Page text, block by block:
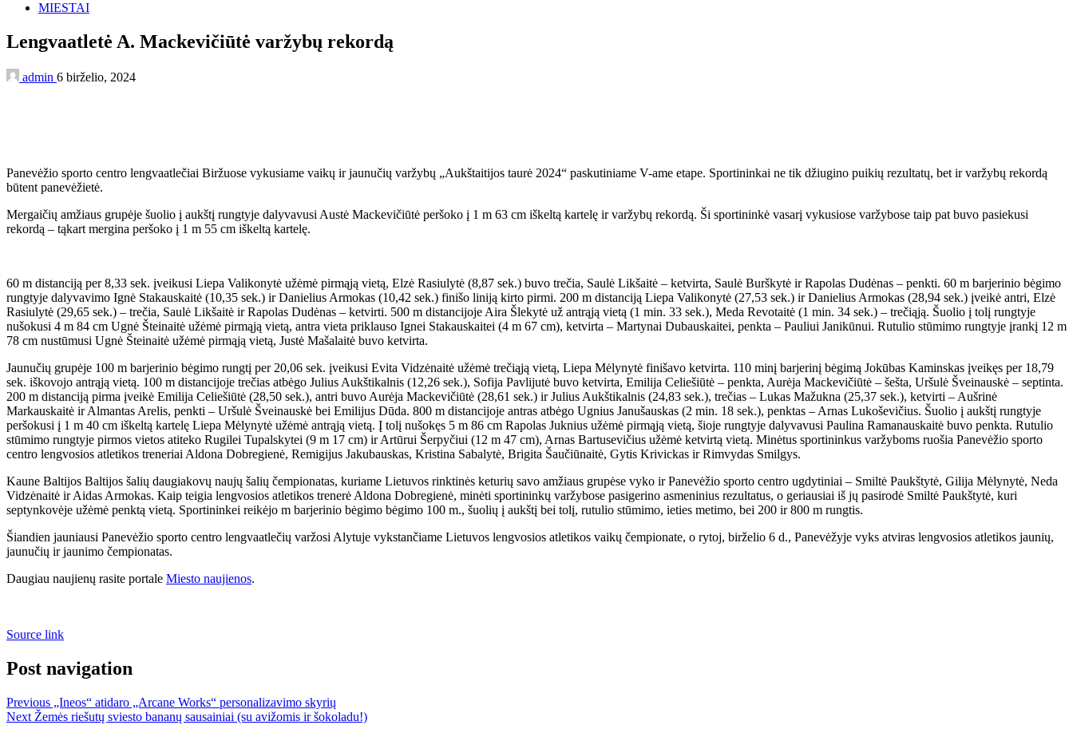
MIESTAI
Lengvaatletė A. Mackevičiūtė varžybų rekordą
admin 6 birželio, 2024
Panevėžio sporto centro lengvaatlečiai Biržuose vykusiame vaikų ir jaunučių varžybų „Aukštaitijos taurė 2024“ paskutiniame V-ame etape. Sportininkai ne tik džiugino puikių rezultatų, bet ir varžybų rekordą
būtent panevėžietė.
Mergaičių amžiaus grupėje šuolio į aukštį rungtyje dalyvavusi Austė Mackevičiūtė peršoko į 1 m 63 cm iškeltą kartelę ir varžybų rekordą. Ši sportininkė vasarį vykusiose varžybose taip pat buvo pasiekusi
rekordą – tąkart mergina peršoko į 1 m 55 cm iškeltą kartelę.
60 m distanciją per 8,33 sek. įveikusi Liepa Valikonytė užėmė pirmąją vietą, Elzė Rasiulytė (8,87 sek.) buvo trečia, Saulė Likšaitė – ketvirta, Saulė Burškytė ir Rapolas Dudėnas – penkti. 60 m barjerinio bėgimo
rungtyje dalyvavimo Ignė Stakauskaitė (10,35 sek.) ir Danielius Armokas (10,42 sek.) finišo liniją kirto pirmi. 200 m distanciją Liepa Valikonytė (27,53 sek.) ir Danielius Armokas (28,94 sek.) įveikė antri, Elzė
Rasiulytė (29,65 sek.) – trečia, Saulė Likšaitė ir Rapolas Dudėnas – ketvirti. 500 m distancijoje Aira Šlekytė už antrąją vietą (1 min. 33 sek.), Meda Revotaitė (1 min. 34 sek.) – trečiąją. Šuolio į tolį rungtyje
nušokusi 4 m 84 cm Ugnė Šteinaitė užėmė pirmąją vietą, antra vieta priklauso Ignei Stakauskaitei (4 m 67 cm), ketvirta – Martynai Dubauskaitei, penkta – Pauliui Janikūnui. Rutulio stūmimo rungtyje įrankį 12 m
78 cm nustūmusi Ugnė Šteinaitė užėmė pirmąją vietą, Justė Mašalaitė buvo ketvirta.
Jaunučių grupėje 100 m barjerinio bėgimo rungtį per 20,06 sek. įveikusi Evita Vidzėnaitė užėmė trečiąją vietą, Liepa Mėlynytė finišavo ketvirta. 110 minį barjerinį bėgimą Jokūbas Kaminskas įveikęs per 18,79
sek. iškovojo antrąją vietą. 100 m distancijoje trečias atbėgo Julius Aukštikalnis (12,26 sek.), Sofija Pavlijutė buvo ketvirta, Emilija Celiešiūtė – penkta, Aurėja Mackevičiūtė – šešta, Uršulė Šveinauskė – septinta.
200 m distanciją pirma įveikė Emilija Celiešiūtė (28,50 sek.), antri buvo Aurėja Mackevičiūtė (28,61 sek.) ir Julius Aukštikalnis (24,83 sek.), trečias – Lukas Mažukna (25,37 sek.), ketvirti – Aušrinė
Markauskaitė ir Almantas Arelis, penkti – Uršulė Šveinauskė bei Emilijus Dūda. 800 m distancijoje antras atbėgo Ugnius Janušauskas (2 min. 18 sek.), penktas – Arnas Lukoševičius. Šuolio į aukštį rungtyje
peršokusi į 1 m 40 cm iškeltą kartelę Liepa Mėlynytė užėmė antrąją vietą. Į tolį nušokęs 5 m 86 cm Rapolas Juknius užėmė pirmąją vietą, šioje rungtyje dalyvavusi Paulina Ramanauskaitė buvo penkta. Rutulio
stūmimo rungtyje pirmos vietos atiteko Rugilei Tupalskytei (9 m 17 cm) ir Artūrui Šerpyčiui (12 m 47 cm), Arnas Bartusevičius užėmė ketvirtą vietą. Minėtus sportininkus varžyboms ruošia Panevėžio sporto
centro lengvosios atletikos treneriai Aldona Dobregienė, Remigijus Jakubauskas, Kristina Sabalytė, Brigita Šaučiūnaitė, Gytis Krivickas ir Rimvydas Smilgys.
Kaune Baltijos Baltijos šalių daugiakovų naujų šalių čempionatas, kuriame Lietuvos rinktinės keturių savo amžiaus grupėse vyko ir Panevėžio sporto centro ugdytiniai – Smiltė Paukštytė, Gilija Mėlynytė, Neda
Vidzėnaitė ir Aidas Armokas. Kaip teigia lengvosios atletikos trenerė Aldona Dobregienė, minėti sportininkų varžybose pasigerino asmeninius rezultatus, o geriausiai iš jų pasirodė Smiltė Paukštytė, kuri
septynkovėje užėmė penktą vietą. Sportininkei reikėjo m barjerinio bėgimo bėgimo 100 m., šuolių į aukštį bei tolį, rutulio stūmimo, ieties metimo, bei 200 ir 800 m rungtis.
Šiandien jauniausi Panevėžio sporto centro lengvaatlečių varžosi Alytuje vykstančiame Lietuvos lengvosios atletikos vaikų čempionate, o rytoj, birželio 6 d., Panevėžyje vyks atviras lengvosios atletikos jaunių,
jaunučių ir jaunimo čempionatas.
Daugiau naujienų rasite portale Miesto naujienos.
Source link
Post navigation
Previous „Ineos“ atidaro „Arcane Works“ personalizavimo skyrių
Next Žemės riešutų sviesto bananų sausainiai (su avižomis ir šokoladu!)